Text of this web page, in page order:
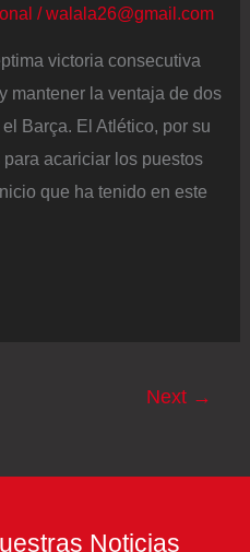
/walala26@gmail.com
victoria consecutiva
mantener la ventaja de dos
Barça. El Atlético, por su
acariciar los puestos
que ha tenido en este
Next →
Noticias